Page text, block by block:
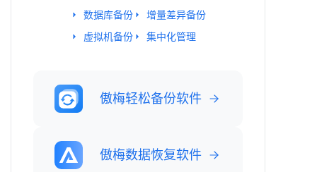
数据库备份
虚拟机备份
增量差异备份
集中化管理
傲梅轻松备份软件
傲梅数据恢复软件